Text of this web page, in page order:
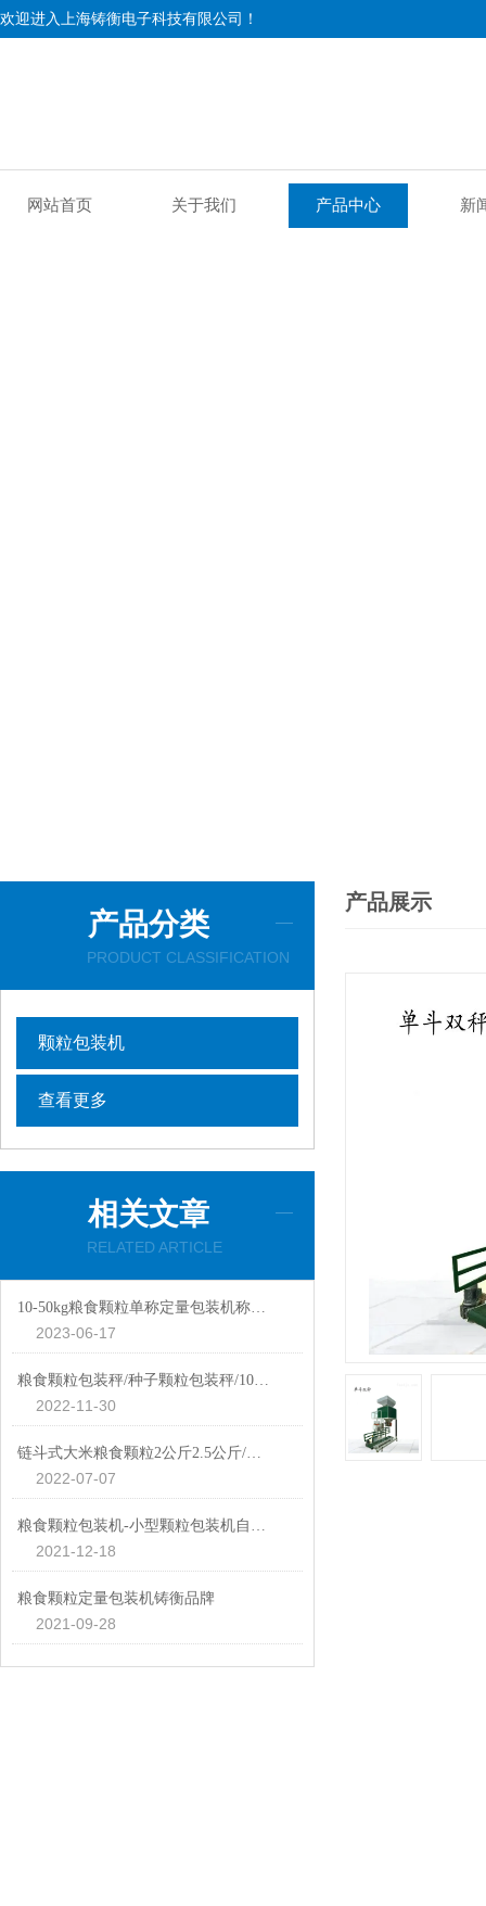
欢迎进入上海铸衡电子科技有限公司！
网站首页 关于我们 产品中心 新
产品分类
PRODUCT CLASSIFICATION
颗粒包装机
查看更多
相关文章
RELATED ARTICLE
10-50kg粮食颗粒单称定量包装机称重打包机
2023-06-17
粮食颗粒包装秤/种子颗粒包装秤/10-50公斤自动称重包装秤厂家定制
2022-11-30
链斗式大米粮食颗粒2公斤2.5公斤/包自动封口智能分装机厂家生产
2022-07-07
粮食颗粒包装机-小型颗粒包装机自动打包机
2021-12-18
粮食颗粒定量包装机铸衡品牌
2021-09-28
产品展示